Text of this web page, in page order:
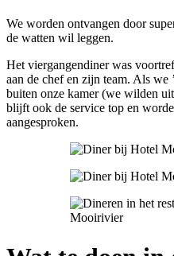
We worden ontvangen door
de watten wil leggen.
Het viergangendiner was
aan de chef en zijn team. Als we
buiten onze kamer (we wilden
blijft ook de service top en
aangesproken.